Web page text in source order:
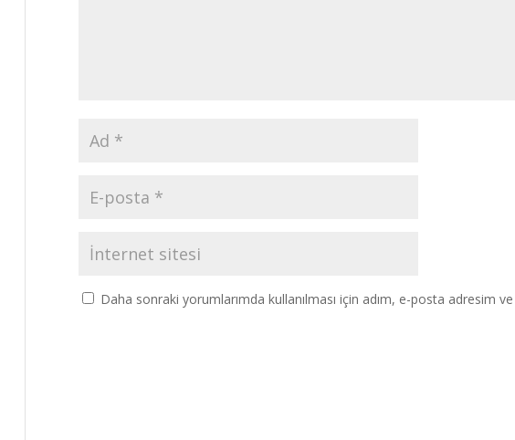
Daha sonraki yorumlarımda kullanılması için adım, e-posta adresim